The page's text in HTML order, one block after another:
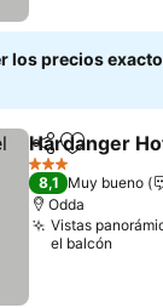
los precios
Compartir
Agregar
Hardanger
3 Estrellas
8,1 Muy bueno
Odda
Vistas
el balcón